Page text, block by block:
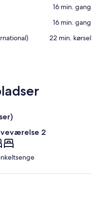
‪16 min. gang‬
‪16 min. gang‬
‪22 min. kørsel‬
2